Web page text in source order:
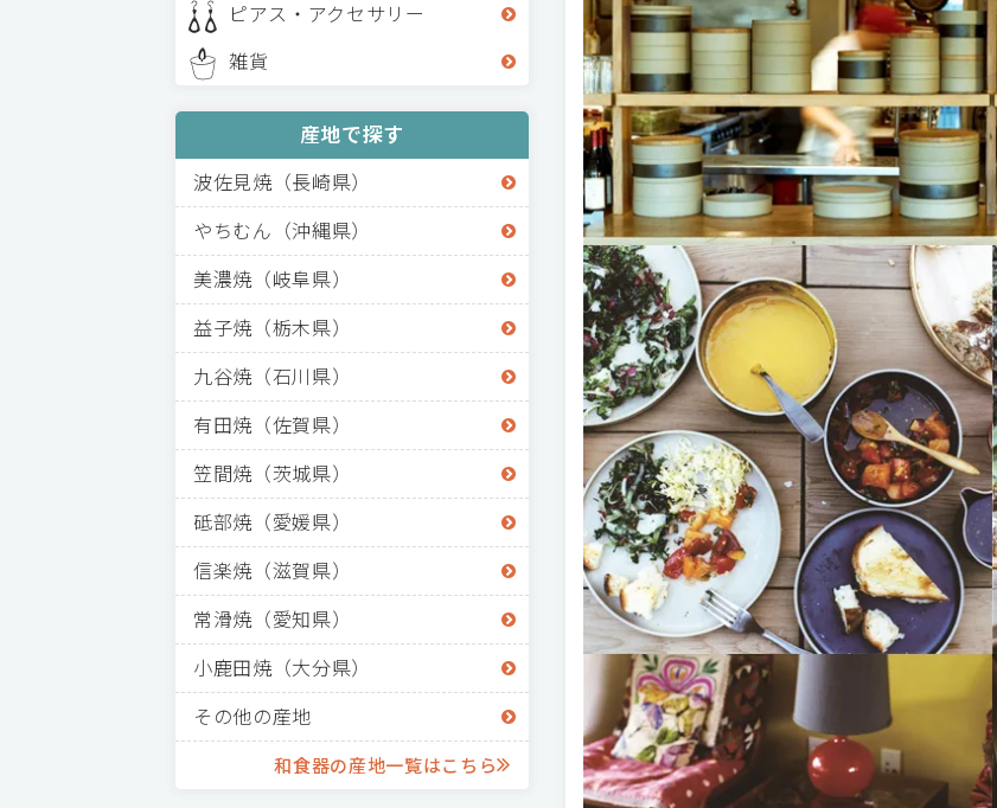
ピアス・アクセサリー
雑貨
産地で探す
波佐見焼（長崎県）
やちむん（沖縄県）
美濃焼（岐阜県）
益子焼（栃木県）
九谷焼（石川県）
有田焼（佐賀県）
笠間焼（茨城県）
砥部焼（愛媛県）
信楽焼（滋賀県）
常滑焼（愛知県）
小鹿田焼（大分県）
その他の産地
和食器の産地一覧はこちら